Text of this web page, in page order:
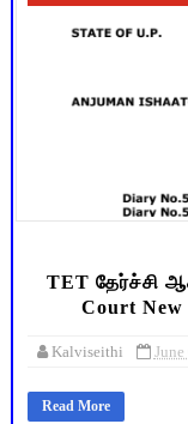
TET தேர்ச்சி
Court New
Kalviseithi
Read More